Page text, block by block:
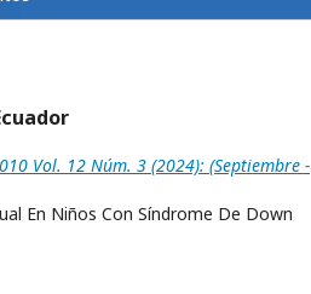
Vol. 12 Núm. 3 (2024): (Septiembre -
En Niños Con Síndrome De Down